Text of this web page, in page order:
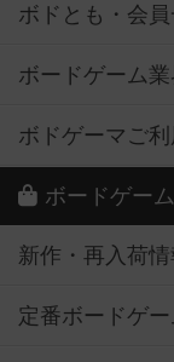
ボドとも・会
ボードゲーム
ボドゲーマご
ボードゲー
新作・再入荷情
定番ボードゲ